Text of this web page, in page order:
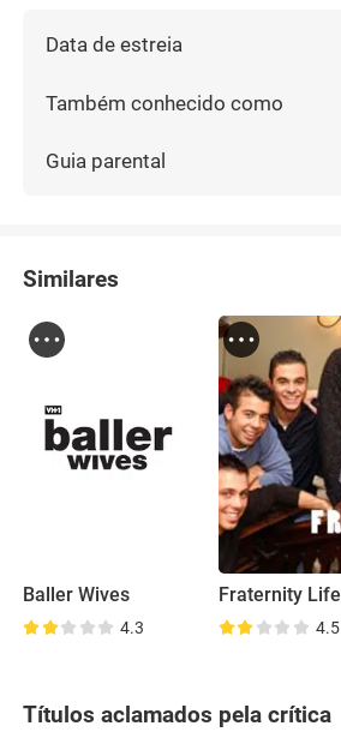
Data de estreia
Também conhecido como
Guia parental
Similares
Baller Wives
4.3 4.5
Títulos aclamados pela crítica